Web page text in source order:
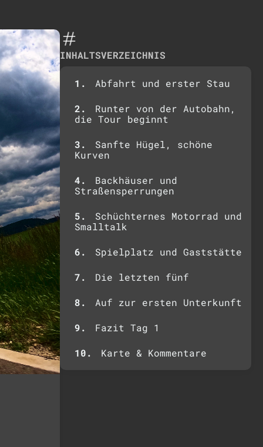
INHALTSVERZEICHNIS
Abfahrt und erster Stau
Runter von der Autobahn,
die Tour beginnt
Sanfte Hügel, schöne
Kurven
Backhäuser und
Straßensperrungen
Schüchternes Motorrad und
Smalltalk
Spielplatz und Gaststätte
Die letzten fünf
Auf zur ersten Unterkunft
Fazit Tag 1
Karte & Kommentare